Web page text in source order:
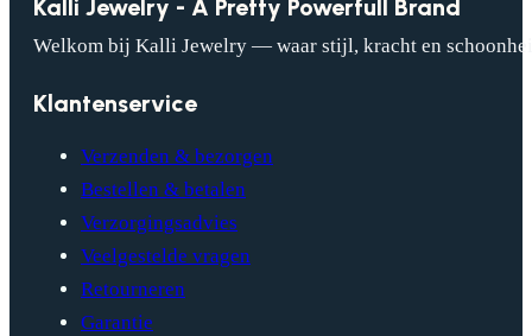
Kalli Jewelry - A Pretty Powerfull Brand
Welkom bij Kalli Jewelry — waar stijl, kracht en
Klantenservice
Verzenden & bezorgen
Bestellen & betalen
Verzorgingsadvies
Veelgestelde vragen
Retourneren
Garantie